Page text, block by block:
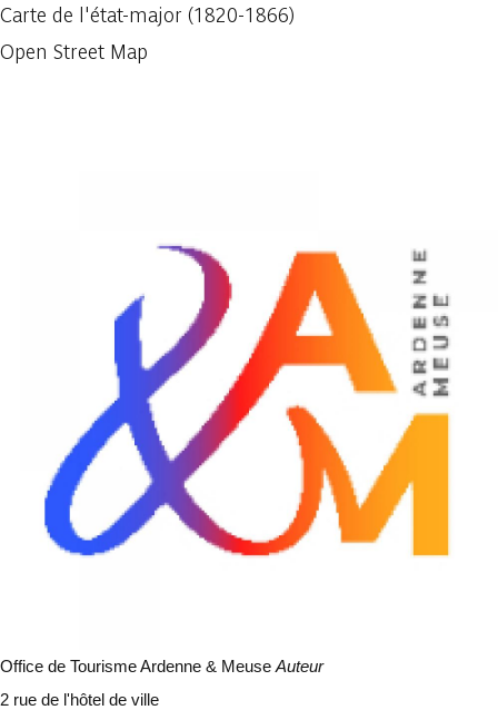
Carte de l'état-major (1820-1866)
Open Street Map
Office de Tourisme Ardenne & Meuse Auteur
2 rue de l'hôtel de ville